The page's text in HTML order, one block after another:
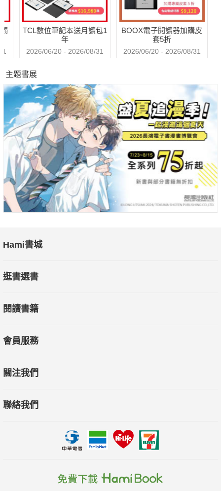
落」。書中針對現代與未來生活將遇到的多樣化媒介，根據各媒
介量身打造段落技巧，讓你總能抓住對方的眼球與耳朵！
推薦者
林潔珏｜《超簡單日文小日記》、《裝個日本人，這77句就夠
了。》作者
王湘榕｜靜宜大學日本語文學系助理教授
Tiffany｜「講日文的台灣女生」人氣日文教學YouTuber
陳明姿｜台大日文系名譽教授、前台大文學院副院長
藤本紀子｜文化大學推廣部人氣名師、《商用日文Email範例》
作者
喬曉筠｜政治大學日本語文學系助理教授、日本一橋大學言語社
會研究科博士
TCL數位筆記本送月讀包1
年
2026/06/20 - 2026/08/31
BOOX電子閱讀器加購皮
套5折
2026/06/20 - 2026/08/31
主題書展
Hami書城
逛書選書
閱讀書籍
會員服務
關注我們
聯絡我們